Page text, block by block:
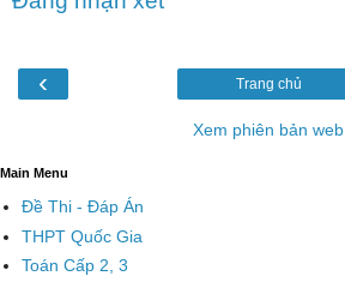
‹ Trang chủ
Xem phiên bản web
Main Menu
Đề Thi - Đáp Án
THPT Quốc Gia
Toán Cấp 2, 3